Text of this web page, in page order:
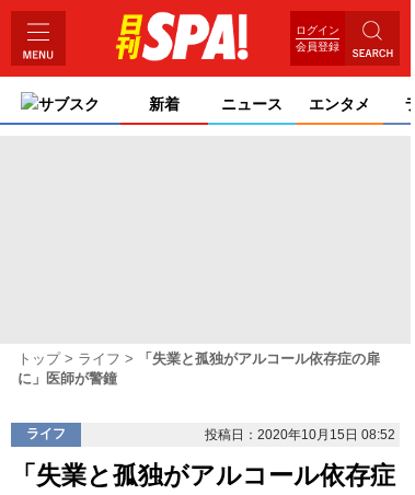
ログイン
会員登録
サブスク 新着 ニュース エンタメ
トップ ライフ
「失業と孤独がアルコール依存症の扉
に」医師が警鐘
ライフ 投稿日：2020年10月15日 08:52
「失業と孤独がアルコール依存症